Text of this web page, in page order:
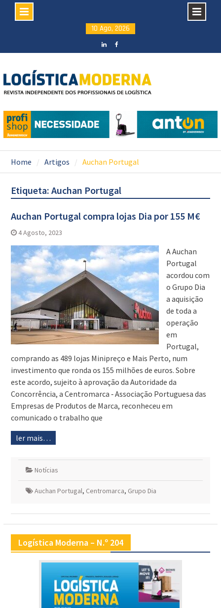
content
10 Ago, 2026
Home Artigos Auchan Portugal
Etiqueta: Auchan Portugal
Auchan Portugal compra lojas Dia por 155 M€
4 Agosto, 2023
A Auchan
Portugal
acordou com
o Grupo Dia
a aquisição
de toda a
operação
em
Portugal,
comprando as 489 lojas Minipreço e Mais Perto, num
investimento que ronda os 155 milhões de euros. Sobre
este acordo, sujeito à aprovação da Autoridade da
Concorrência, a Centromarca ‑ Associação Portuguesa das
Empresas de Produtos de Marca, reconheceu em
comunicado o trabalho que
ler mais…
Notícias
Auchan Portugal, Centromarca, Grupo Dia
Logística Moderna – N.º 204